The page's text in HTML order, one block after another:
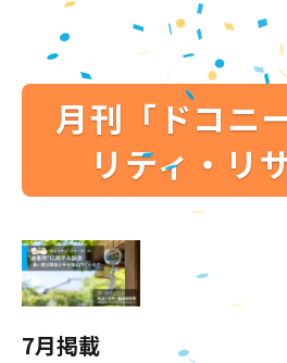
月刊「ドコニ
リティ・リ
7月掲載